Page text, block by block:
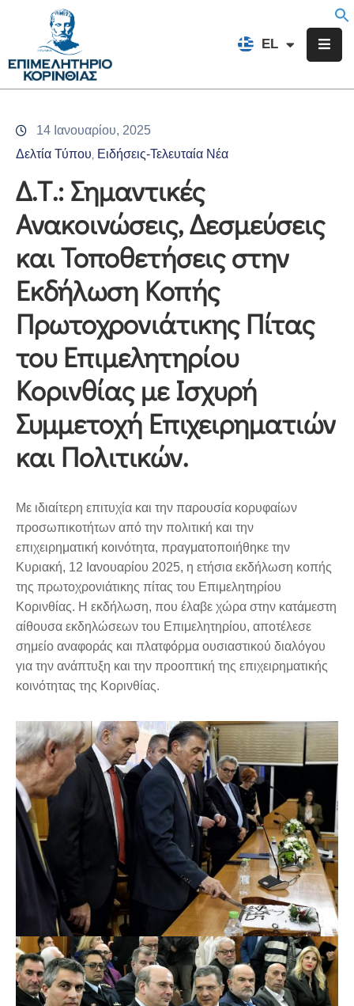
EL
FR
Επιμελητήριο
Υπηρεσίες
Προγράμματα
&
Δράσεις
Εκδηλώσεις
Επικοινωνία
14 Ιανουαρίου, 2025
Δελτία Τύπου Ειδήσεις-Τελευταία Νέα
Δ.Τ.: Σημαντικές
Ανακοινώσεις, Δεσμεύσεις
και Τοποθετήσεις στην
Εκδήλωση Κοπής
Πρωτοχρονιάτικης Πίτας
του Επιμελητηρίου
Κορινθίας με Ισχυρή
Συμμετοχή Επιχειρηματιών
και Πολιτικών.
Με ιδιαίτερη επιτυχία και την παρουσία κορυφαίων
προσωπικοτήτων από την πολιτική και την
επιχειρηματική κοινότητα, πραγματοποιήθηκε την
Κυριακή, 12 Ιανουαρίου 2025, η ετήσια εκδήλωση κοπής
της πρωτοχρονιάτικης πίτας του Επιμελητηρίου
Κορινθίας. Η εκδήλωση, που έλαβε χώρα στην κατάμεστη
αίθουσα εκδηλώσεων του Επιμελητηρίου, αποτέλεσε
σημείο αναφοράς και πλατφόρμα ουσιαστικού διαλόγου
για την ανάπτυξη και την προοπτική της επιχειρηματικής
κοινότητας της Κορινθίας.